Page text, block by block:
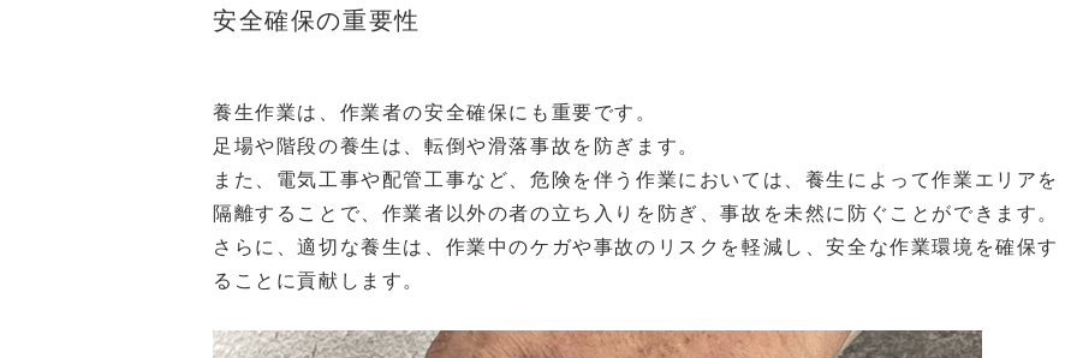
安全確保の重要性
養生作業は、作業者の安全確保にも重要です。
足場や階段の養生は、転倒や滑落事故を防ぎます。
また、電気工事や配管工事など、危険を伴う作業においては、養生によって作業エリアを
隔離することで、作業者以外の者の立ち入りを防ぎ、事故を未然に防ぐことができます。
さらに、適切な養生は、作業中のケガや事故のリスクを軽減し、安全な作業環境を確保す
ることに貢献します。